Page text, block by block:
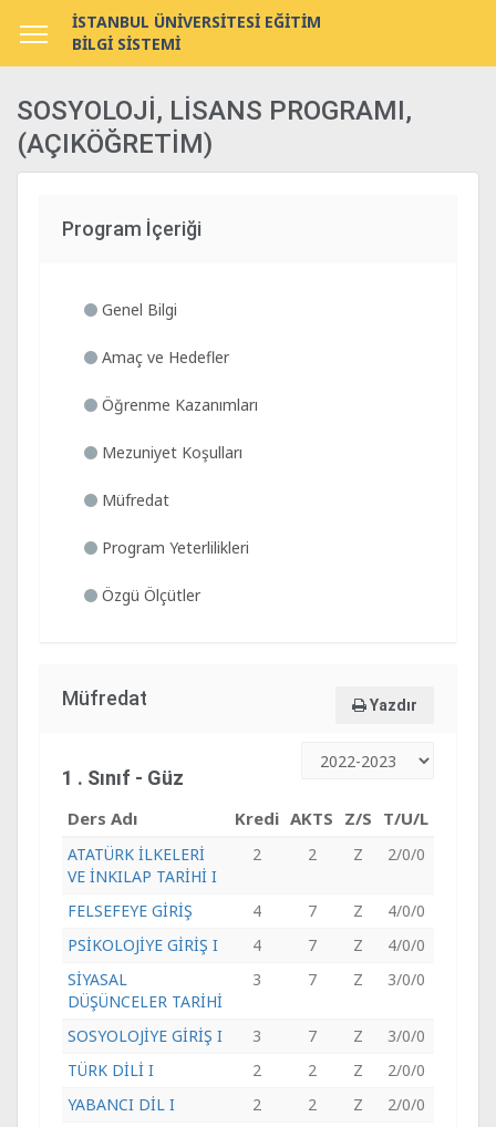
İSTANBUL ÜNİVERSİTESİ EĞİTİM
BİLGİ SİSTEMİ
SOSYOLOJİ, LİSANS PROGRAMI,
(AÇIKÖĞRETİM)
Program İçeriği
Genel Bilgi
Amaç ve Hedefler
Öğrenme Kazanımları
Mezuniyet Koşulları
Müfredat
Program Yeterlilikleri
Özgü Ölçütler
Müfredat Yazdır
1 . Sınıf - Güz
Ders Adı Kredi AKTS Z/S T/U/L
ATATÜRK İLKELERİ
VE İNKILAP TARİHİ I
2 2 Z 2/0/0
FELSEFEYE GİRİŞ 4 7 Z
4/0/0
PSİKOLOJİYE GİRİŞ I
4 7 Z
4/0/0
SİYASAL
DÜŞÜNCELER TARİHİ
3 7 Z 3/0/0
SOSYOLOJİYE GİRİŞ I 3 7 Z
3/0/0
TÜRK DİLİ I
2 2 Z
2/0/0
YABANCI DİL I
2 2 Z
2/0/0